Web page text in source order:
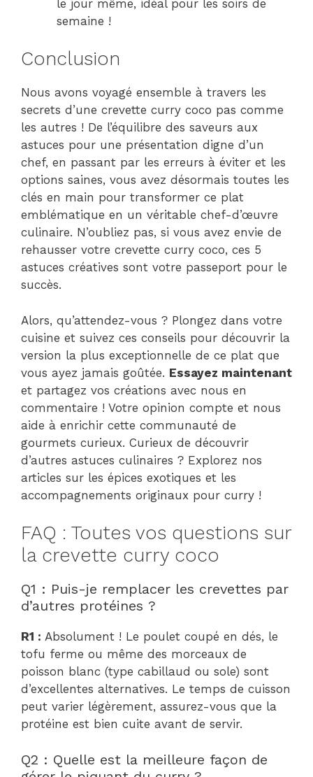
le jour même, idéal pour les soirs de
semaine !
Conclusion
Nous avons voyagé ensemble à travers les
secrets d’une crevette curry coco pas comme
les autres ! De l’équilibre des saveurs aux
astuces pour une présentation digne d’un
chef, en passant par les erreurs à éviter et les
options saines, vous avez désormais toutes les
clés en main pour transformer ce plat
emblématique en un véritable chef-d’œuvre
culinaire. N’oubliez pas, si vous avez envie de
rehausser votre crevette curry coco, ces 5
astuces créatives sont votre passeport pour le
succès.
Alors, qu’attendez-vous ? Plongez dans votre
cuisine et suivez ces conseils pour découvrir la
version la plus exceptionnelle de ce plat que
vous ayez jamais goûtée. Essayez maintenant
et partagez vos créations avec nous en
commentaire ! Votre opinion compte et nous
aide à enrichir cette communauté de
gourmets curieux. Curieux de découvrir
d’autres astuces culinaires ? Explorez nos
articles sur les épices exotiques et les
accompagnements originaux pour curry !
FAQ : Toutes vos questions sur
la crevette curry coco
Q1 : Puis-je remplacer les crevettes par
d’autres protéines ?
R1 : Absolument ! Le poulet coupé en dés, le
tofu ferme ou même des morceaux de
poisson blanc (type cabillaud ou sole) sont
d’excellentes alternatives. Le temps de cuisson
peut varier légèrement, assurez-vous que la
protéine est bien cuite avant de servir.
Q2 : Quelle est la meilleure façon de